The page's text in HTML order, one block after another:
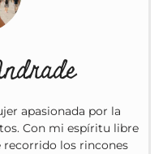
apasionada por la
Con mi espíritu libre
recorrido los rincones